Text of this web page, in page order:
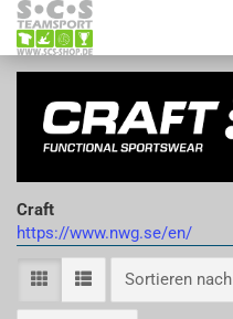
Craft
https://www.nwg.se/en/
Sortieren nach
Sortieren nach